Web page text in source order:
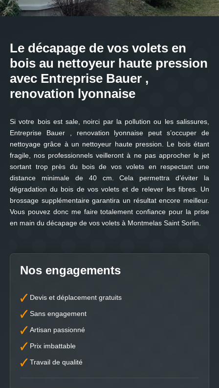
Le décapage de vos volets en
bois au nettoyeur haute pression
avec Entreprise Bauer ,
renovation lyonnaise
Si votre bois est sale, noirci par la pollution ou les salissures,
Entreprise Bauer , renovation lyonnaise peut s’occuper de
nettoyage grâce à un nettoyeur haute pression. Le bois étant
fragile, nos professionnels veilleront à ne pas approcher le jet
sortant trop près du bois de vos volets en respectant une
distance minimale de 40 cm. Cela permettra d’éviter la
dégradation du bois de vos volets et de relever les fibres. Un
brossage supplémentaire garantira un résultat encore meilleur.
Vous pouvez donc me faire totalement confiance pour la prise
en main du décapage de vos volets à Montmelas Saint Sorlin.
Nos engagements
Devis et déplacement gratuits
Sans engagement
Artisan passionné
Prix imbattable
Travail de qualité